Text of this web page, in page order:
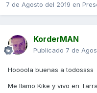
7 de Agosto del 2019 en
KorderMAN
Publicado 7 de
Hoooola buenas a todossss
Me llamo Kike y vivo en